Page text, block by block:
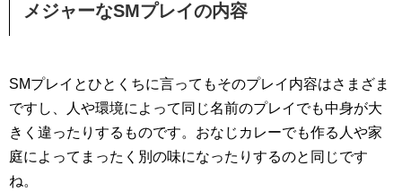
メジャーなSMプレイの内容
SMプレイとひとくちに言ってもそのプレイ内容はさまざま
ですし、人や環境によって同じ名前のプレイでも中身が大
きく違ったりするものです。おなじカレーでも作る人や家
庭によってまったく別の味になったりするのと同じです
ね。